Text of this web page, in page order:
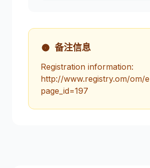
备注信息
Registration information:
http://www.registry.om/om/
page_id=197